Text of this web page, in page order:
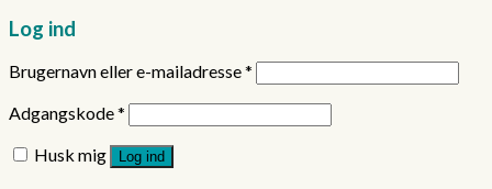
Log ind
Brugernavn eller e-mailadresse*
Adgangskode*
Husk mig
Log ind